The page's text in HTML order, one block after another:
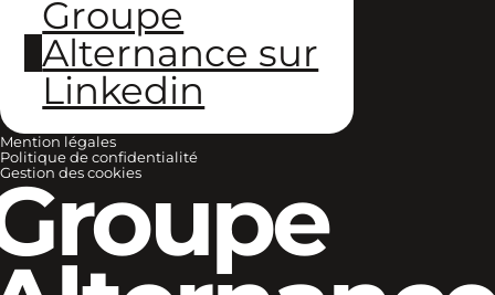
Groupe
Alternance sur
Linkedin
Mention légales
Politique de confidentialité
Gestion des cookies